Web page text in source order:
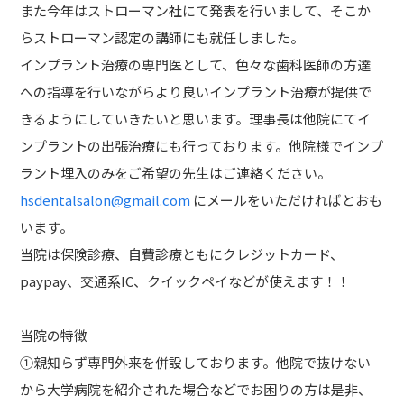
また今年はストローマン社にて発表を行いまして、そこか
らストローマン認定の講師にも就任しました。
インプラント治療の専門医として、色々な歯科医師の方達
への指導を行いながらより良いインプラント治療が提供で
きるようにしていきたいと思います。理事長は他院にてイ
ンプラントの出張治療にも行っております。他院様でインプ
ラント埋入のみをご希望の先生はご連絡ください。
hsdentalsalon@gmail.com にメールをいただければとおも
います。
当院は保険診療、自費診療ともにクレジットカード、
paypay、交通系IC、クイックペイなどが使えます！！
当院の特徴
①親知らず専門外来を併設しております。他院で抜けない
から大学病院を紹介された場合などでお困りの方は是非、